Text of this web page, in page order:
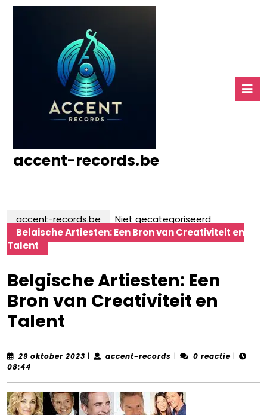
accent-records.be
accent-records.be
Niet gecategoriseerd
Belgische Artiesten: Een Bron van Creativiteit en
Talent
Belgische Artiesten: Een
Bron van Creativiteit en
Talent
29 oktober 2023 29
| accent-records accent-
| 0 reactie |
08:44